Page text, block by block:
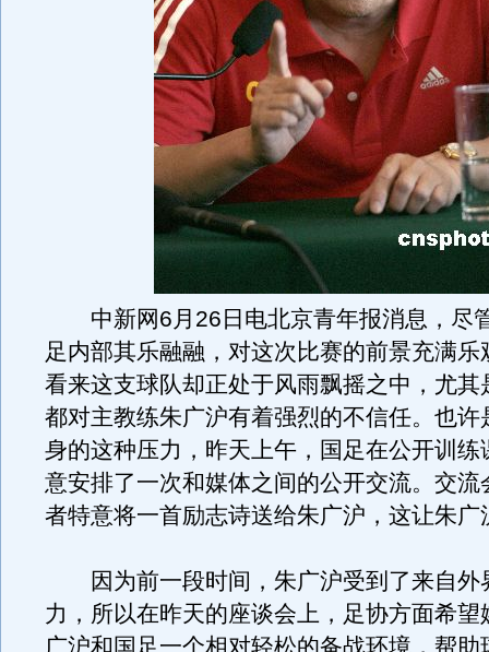
中新网6月26日电北京青年报消息，尽
足内部其乐融融，对这次比赛的前景充满乐
看来这支球队却正处于风雨飘摇之中，尤其
都对主教练朱广沪有着强烈的不信任。也许
身的这种压力，昨天上午，国足在公开训练
意安排了一次和媒体之间的公开交流。交流
者特意将一首励志诗送给朱广沪，这让朱广
因为前一段时间，朱广沪受到了来自外
力，所以在昨天的座谈会上，足协方面希望
广沪和国足一个相对轻松的备战环境，帮助